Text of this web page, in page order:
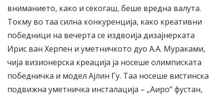
вниманието, како и секогаш, беше вредна валута.
Токму во таа силна конкуренција, како креативни
победници на вечерта се издвоија дизајнерката
Ирис ван Херпен и уметничкото дуо А.А. Мураками,
чија визионерска креација ја носеше олимписката
победничка и модел Ајлин Гу. Таа носеше вистинска
подвижна уметничка инсталација – „Аиро“ фустан,